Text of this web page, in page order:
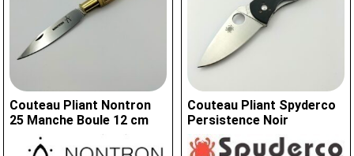
Couteau Pliant Nontron
25 Manche Boule 12 cm
Couteau Pliant Spyderco
Persistence Noir